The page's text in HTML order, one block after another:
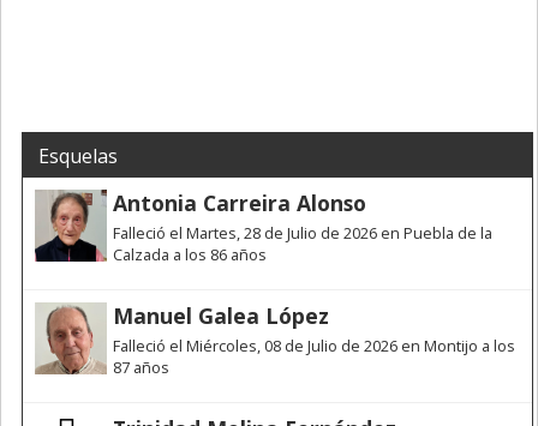
Esquelas
Antonia Carreira Alonso
Falleció el Martes, 28 de Julio de 2026 en Puebla de la
Calzada a los 86 años
Manuel Galea López
Falleció el Miércoles, 08 de Julio de 2026 en Montijo a los
87 años